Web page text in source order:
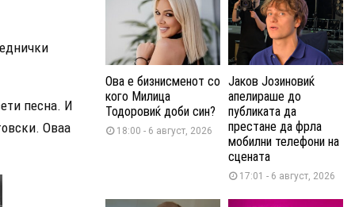
песна. И
Оваа
Ова е бизнисменот со
кого Милица
Тодоровиќ доби син?
18:00 - 6 август, 2026
Јаков Јозиновиќ
апелираше до
публиката да
престане да фрла
мобилни телефони на
сцената
17:01 - 6 август, 2026